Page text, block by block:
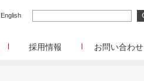
English
採用情報 お問い合わせ